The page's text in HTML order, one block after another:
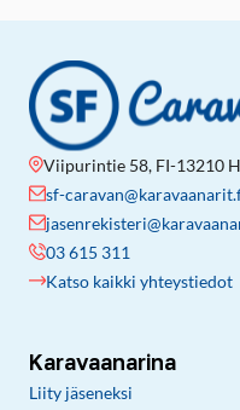
Viipurintie 58, FI-13210
sf-
03 615 311
Katso kaikki yhteystiedot
Karavaanarina
Liity jäseneksi